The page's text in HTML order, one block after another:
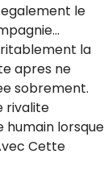
le
la
apres ne
sobrement.
rivalite
lorsque
Cette